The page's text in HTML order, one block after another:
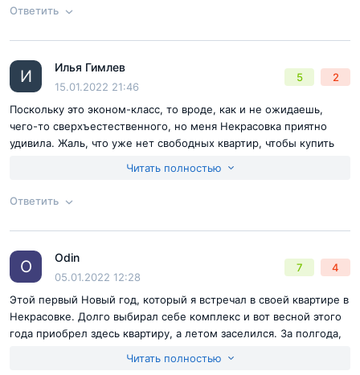
Согласен справилами публикациина сайте
Отправить комментарий
Недостатки:в моем случае их нет
Ответить
Ответ на отзыв
Согласен справилами публикациина сайте
Отправить комментарий
И Илья Гимлев
15.01.2022 21:46
5 2
Поскольку это эконом-класс, то вроде, как и не ожидаешь,
чего-то сверхъестественного, но меня Некрасовка приятно
удивила. Жаль, что уже нет свободных квартир, чтобы купить
Читать полностью
Ответить
Ответ на отзыв
O Odin
05.01.2022 12:28
7 4
Этой первый Новый год, который я встречал в своей квартире в
Некрасовке. Долго выбирал себе комплекс и вот весной этого
года приобрел здесь квартиру, а летом заселился. За полгода,
положительное, чем было изначально. Не зря знакомые
Читать полностью